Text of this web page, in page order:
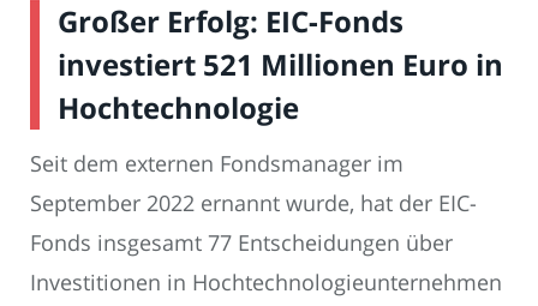
Großer Erfolg: EIC-Fonds
investiert 521 Millionen Euro in
Hochtechnologie
Seit dem externen Fondsmanager im
September 2022 ernannt wurde, hat der EIC-
Fonds insgesamt 77 Entscheidungen über
Investitionen in Hochtechnologieunternehmen